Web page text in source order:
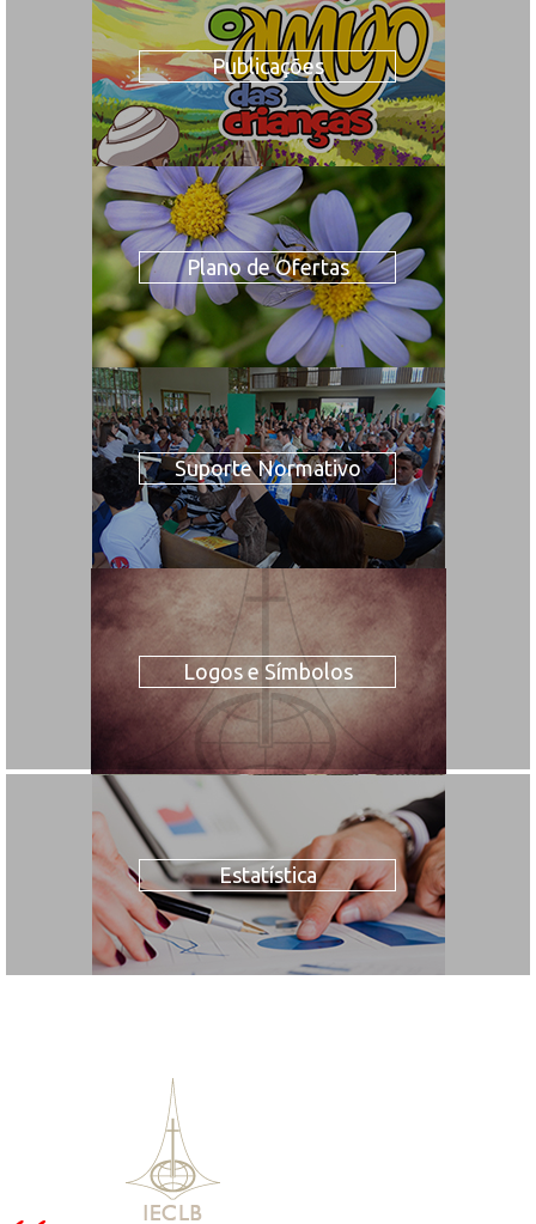
Publicações
Plano de Ofertas
Suporte Normativo
Logos e Símbolos
Estatística